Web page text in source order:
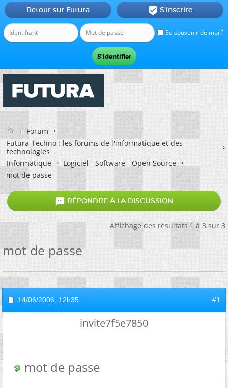
Se souvenir de moi ?
Retour sur Futura  S'inscrire
Forum
Futura-Techno : les forums de l'informatique et des
technologies
Informatique
Logiciel - Software - Open Source
mot de passe
 RÉPONDRE À LA DISCUSSION
Affichage des résultats 1 à 3 sur 3
mot de passe
14/06/2006, 12h35 #1
invite7f5e7850
mot de passe